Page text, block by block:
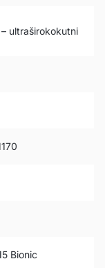
ultraširokokutni
Bionic